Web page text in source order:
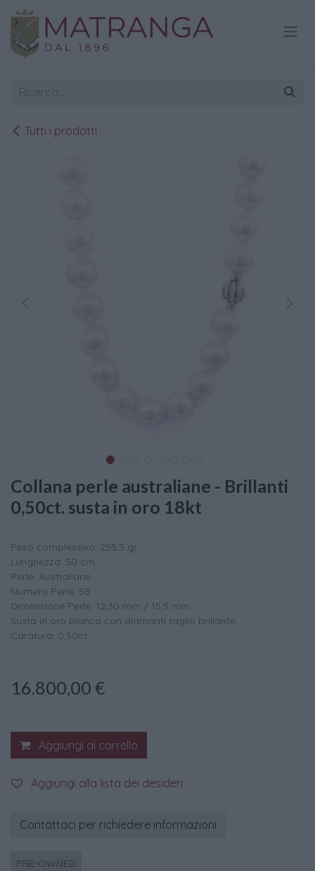
Passa al contenuto
Tutti i prodotti
Collana perle australiane - Brillanti
0,50ct. susta in oro 18kt
Peso complessivo: 255,5 gr.
Lunghezza: 50 cm
Perle: Australiane
Numero Perle: 58
Dimensione Perle: 12,30 mm / 15,5 mm
Susta in oro bianco con diamanti taglio brillante
Caratura: 0,50ct.
16.800,00 €
Aggiungi al carrello
Aggiungi alla lista dei desideri
Contattaci per richiedere informazioni
PRE-OWNED